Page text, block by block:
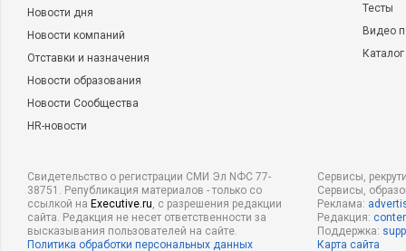
Новости дня
Новости компаний
Отставки и назначения
Новости образования
Новости Сообщества
HR-новости
Тесты
Видео
Свидетельство о регистрации СМИ Эл NФС 77-
38751. Републикация материалов - только со
ссылкой на Executive.ru, с разрешения редакции
сайта. Редакция не несет ответственности за
высказывания пользователей на сайте.
Политика обработки персональных данных
Сервисы,
Сервисы,
Реклама:
Редакция:
Поддержка:
Карта сайта